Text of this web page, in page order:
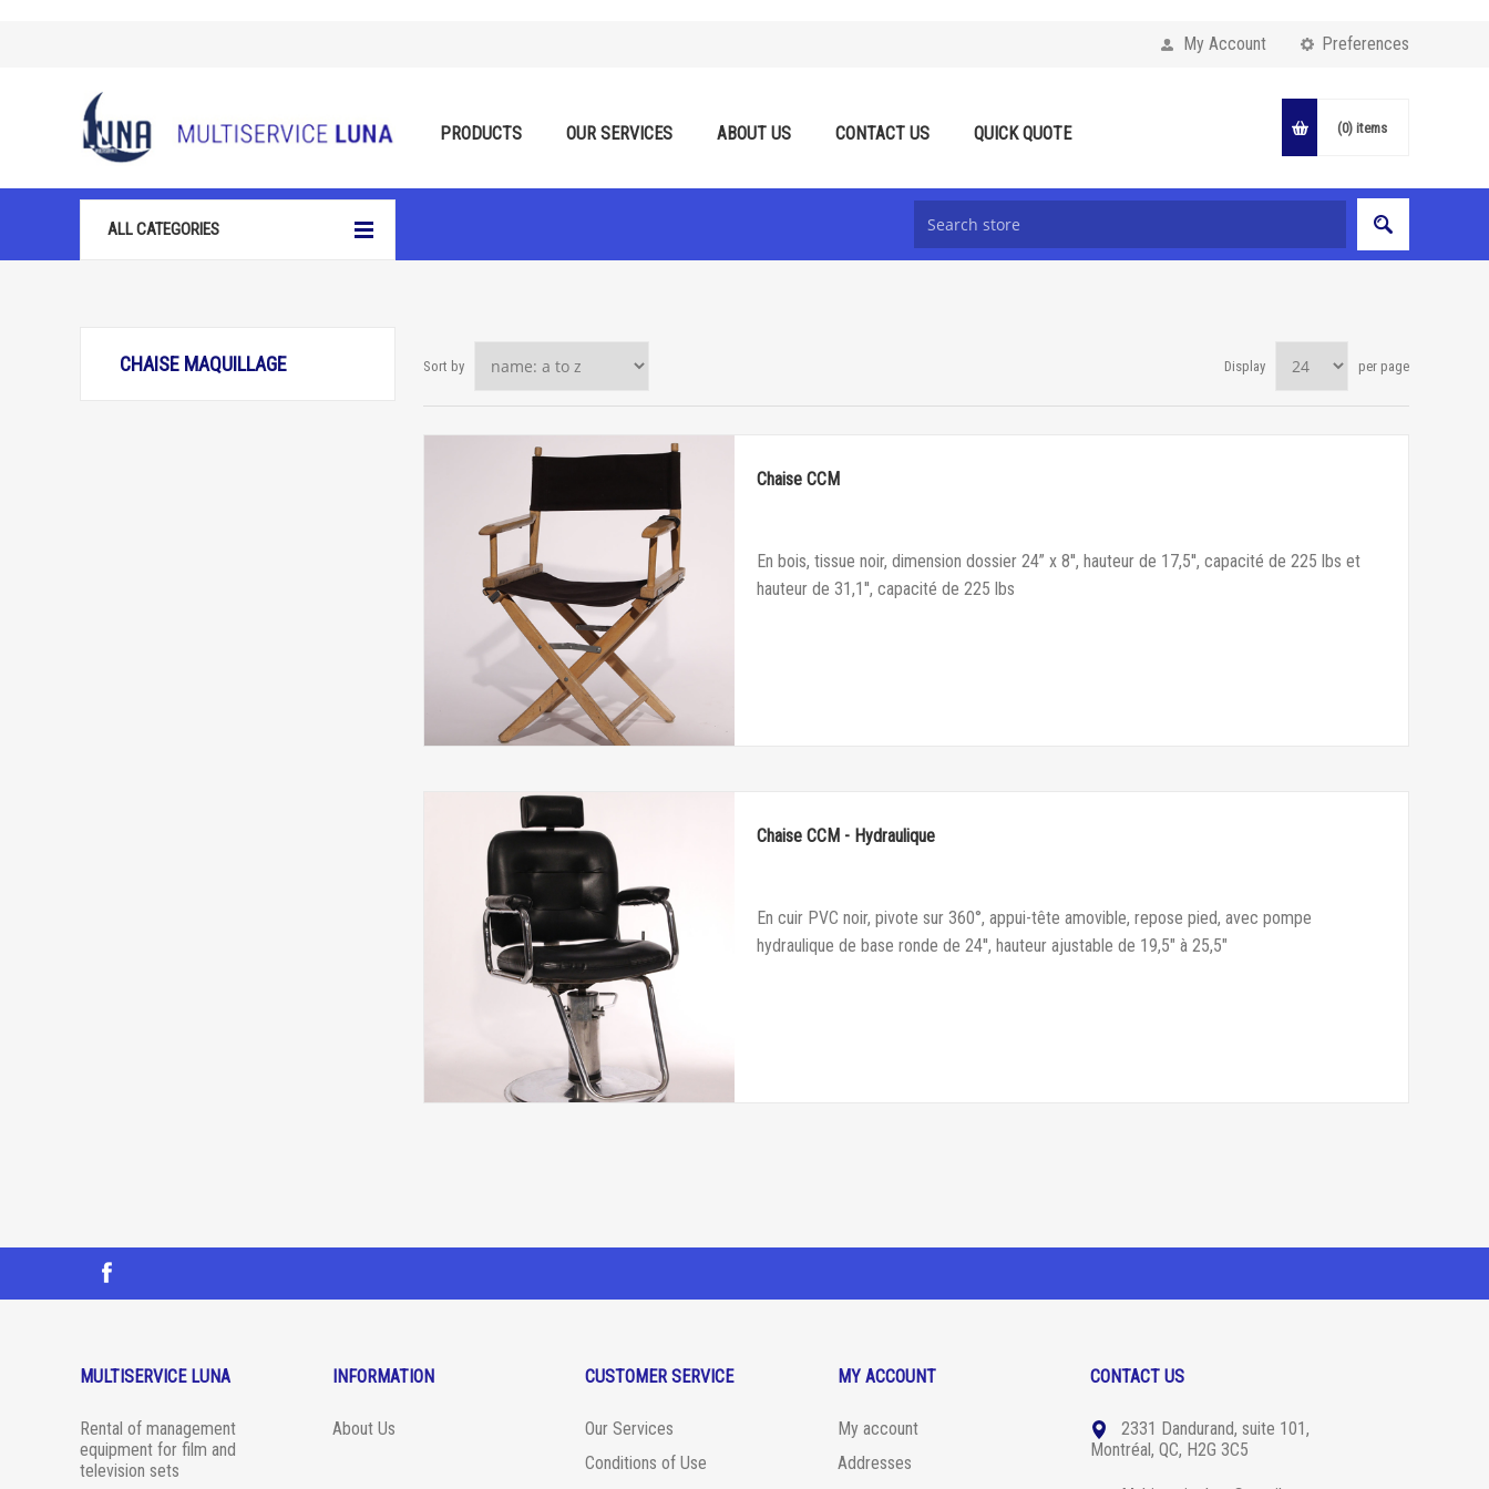
Preferences
My Account
PRODUCTS OUR SERVICES ABOUT US CONTACT US QUICK QUOTE (0) items
ALL CATEGORIES
Sort by Display per page
Chaise CCM
En bois, tissue noir, dimension dossier 24” x 8'', hauteur de 17,5'', capacité de 225 lbs et
hauteur de 31,1'', capacité de 225 lbs
Chaise CCM - Hydraulique
En cuir PVC noir, pivote sur 360°, appui-tête amovible, repose pied, avec pompe
hydraulique de base ronde de 24'', hauteur ajustable de 19,5" à 25,5"
CHAISE MAQUILLAGE
MULTISERVICE LUNA
Rental of management
equipment for film and
television sets
INFORMATION
About Us
CUSTOMER SERVICE
Our Services
Conditions of Use
MY ACCOUNT
My account
Addresses
CONTACT US
2331 Dandurand, suite 101,
Montréal, QC, H2G 3C5